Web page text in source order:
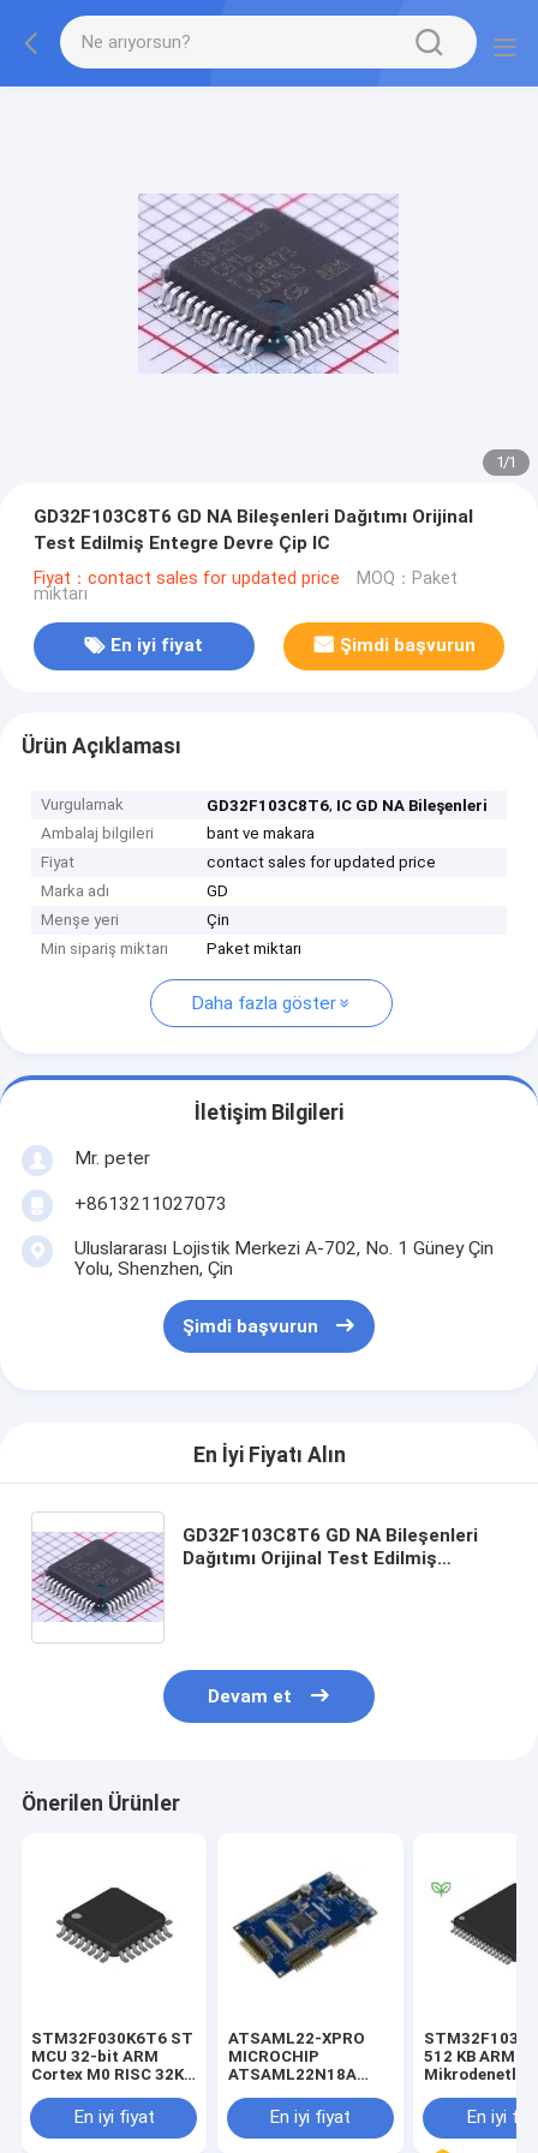
1/1
GD32F103C8T6 GD NA Bileşenleri Dağıtımı Orijinal
Test Edilmiş Entegre Devre Çip IC
Fiyat：contact sales for updated price MOQ：Paket
miktarı
En iyi fiyat Şimdi başvurun
Ürün Açıklaması
Vurgulamak GD32F103C8T6, IC GD NA Bileşenleri
Ambalaj bilgileri
bant ve makara
Fiyat
contact sales for updated price
Marka adı
GD
Menşe yeri
Çin
Min sipariş miktarı
Paket miktarı
Daha fazla göster
İletişim Bilgileri
Mr. peter
+8613211027073
Uluslararası Lojistik Merkezi A-702, No. 1 Güney Çin
Yolu, Shenzhen, Çin
Şimdi başvurun
En İyi Fiyatı Alın
GD32F103C8T6 GD NA Bileşenleri
Dağıtımı Orijinal Test Edilmiş
Devam et
Önerilen Ürünler
STM32F030K6T6 ST
MCU 32-bit ARM
Cortex M0 RISC 32KB
Pin LQFP Tepsisi
En iyi fiyat
ATSAML22-XPRO
MICROCHIP
ATSAML22N18A
Değerlendirme Kiti
0.032768MHz CPU
En iyi fiyat
512 KB ARM
M3 2.5V/3.3V
En iyi